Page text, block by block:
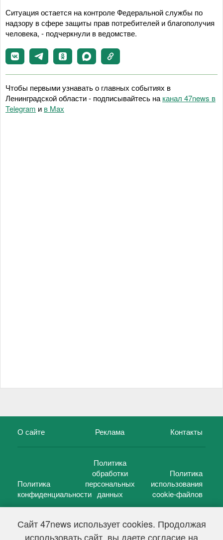
Сайт 47news использует cookies. Продолжая
использовать сайт, вы даете согласие на
Ситуация остается на контроле Федеральной службы по
надзору в сфере защиты прав потребителей и благополучия
человека, - подчеркнули в ведомстве.
Чтобы первыми узнавать о главных событиях в
Ленинградской области - подписывайтесь на канал 47news в
Telegram и в Maх
О сайте Реклама Контакты
Политика
конфиденциальности
Политика
обработки
персональных
данных
Политика
использования
cookie-файлов